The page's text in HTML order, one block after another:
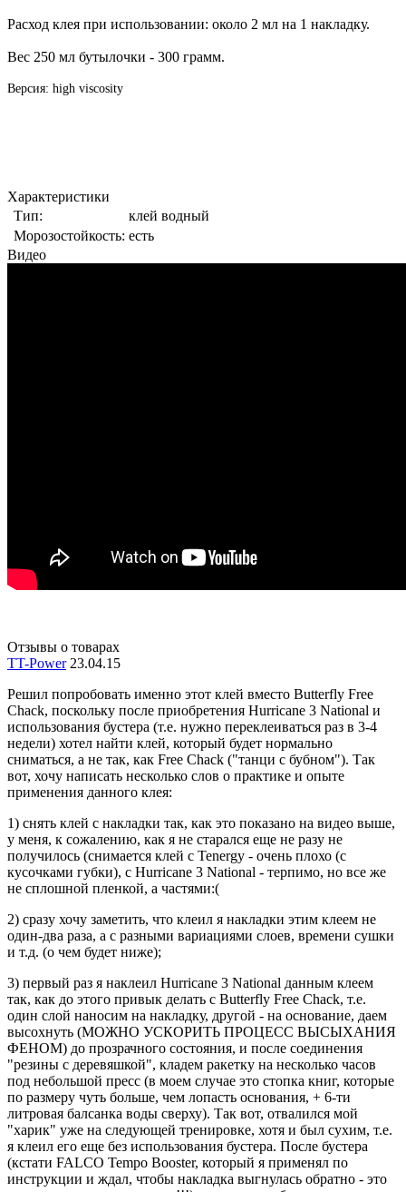
Расход клея при использовании: около 2 мл на 1 накладку.
Вес 250 мл бутылочки - 300 грамм.
Версия: high viscosity
Характеристики
Тип:
клей водный
Морозостойкость: есть
Видео
Отзывы о товарах
TT-Power 23.04.15
Решил попробовать именно этот клей вместо Butterfly Free
Chack, поскольку после приобретения Hurricane 3 National и
использования бустера (т.е. нужно переклеиваться раз в 3-4
недели) хотел найти клей, который будет нормально
сниматься, а не так, как Free Chack ("танци с бубном"). Так
вот, хочу написать несколько слов о практике и опыте
применения данного клея:
1) снять клей с накладки так, как это показано на видео выше,
у меня, к сожалению, как я не старался еще не разу не
получилось (снимается клей с Tenergy - очень плохо (с
кусочками губки), с Hurricane 3 National - терпимо, но все же
не сплошной пленкой, а частями:(
2) сразу хочу заметить, что клеил я накладки этим клеем не
один-два раза, а с разными вариациями слоев, времени сушки
и т.д. (о чем будет ниже);
3) первый раз я наклеил Hurricane 3 National данным клеем
так, как до этого привык делать с Butterfly Free Chack, т.е.
один слой наносим на накладку, другой - на основание, даем
высохнуть (МОЖНО УСКОРИТЬ ПРОЦЕСС ВЫСЫХАНИЯ
ФЕНОМ) до прозрачного состояния, и после соединения
"резины с деревяшкой", кладем ракетку на несколько часов
под небольшой пресс (в моем случае это стопка книг, которые
по размеру чуть больше, чем лопасть основания, + 6-ти
литровая балсанка воды сверху). Так вот, отвалился мой
"харик" уже на следующей тренировке, хотя и был сухим, т.е.
я клеил его еще без использования бустера. После бустера
(кстати FALCO Tempo Booster, который я применял по
инструкции и ждал, чтобы накладка выгнулась обратно - это